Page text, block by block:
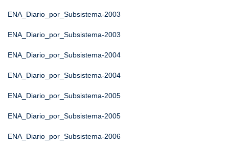
ENA_Diario_por_Subsistema-2003
ENA_Diario_por_Subsistema-2003
ENA_Diario_por_Subsistema-2004
ENA_Diario_por_Subsistema-2004
ENA_Diario_por_Subsistema-2005
ENA_Diario_por_Subsistema-2005
ENA_Diario_por_Subsistema-2006